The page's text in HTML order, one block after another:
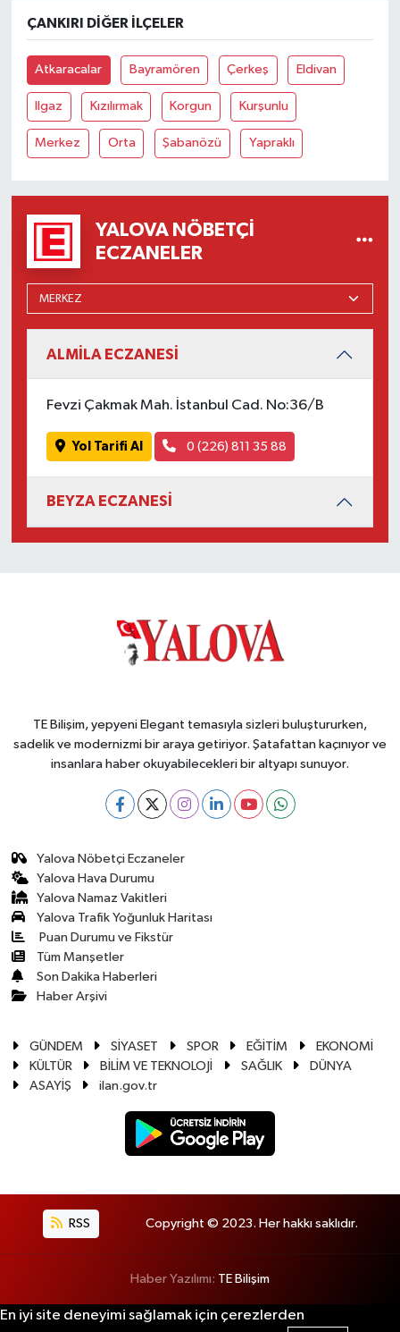
ÇANKIRI DIĞER İLÇELER
Atkaracalar Bayramören Çerkeş Eldivan
Ilgaz Kızılırmak Korgun Kurşunlu
Merkez Orta Şabanözü Yapraklı
YALOVA NÖBETÇI
ECZANELER
ALMİLA ECZANESİ
Fevzi Çakmak Mah. İstanbul Cad. No:36/B
Yol Tarifi Al 0 (226) 811 35 88
BEYZA ECZANESİ
TE Bilişim, yepyeni Elegant temasıyla sizleri buluştururken,
sadelik ve modernizmi bir araya getiriyor. Şatafattan kaçınıyor ve
insanlara haber okuyabilecekleri bir altyapı sunuyor.
Yalova Nöbetçi Eczaneler
Yalova Hava Durumu
Yalova Namaz Vakitleri
Yalova Trafik Yoğunluk Haritası
Puan Durumu ve Fikstür
Tüm Manşetler
Son Dakika Haberleri
Haber Arşivi
GÜNDEM SİYASET SPOR EĞİTİM
EKONOMİ
KÜLTÜR
BİLİM VE TEKNOLOJİ SAĞLIK
DÜNYA
ASAYİŞ
ilan.gov.tr
RSS Copyright © 2023. Her hakkı saklıdır.
Haber Yazılımı: TE Bilişim
En iyi site deneyimi sağlamak için çerezlerden